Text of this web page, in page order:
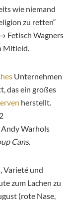
wie niemand
zu retten“
Fetisch Wagners
Mitleid.
Unternehmen
das ein großes
herstellt.
Warhols
Cans.
Varieté und
zum Lachen zu
(rote Nase,